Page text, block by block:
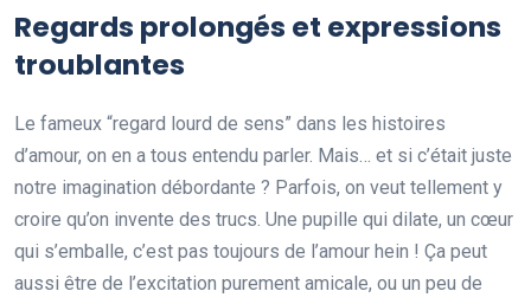
Regards prolongés et expressions
troublantes
Le fameux “regard lourd de sens” dans les histoires
d’amour, on en a tous entendu parler. Mais… et si c’était juste
notre imagination débordante ? Parfois, on veut tellement y
croire qu’on invente des trucs. Une pupille qui dilate, un cœur
qui s’emballe, c’est pas toujours de l’amour hein ! Ça peut
aussi être de l’excitation purement amicale, ou un peu de